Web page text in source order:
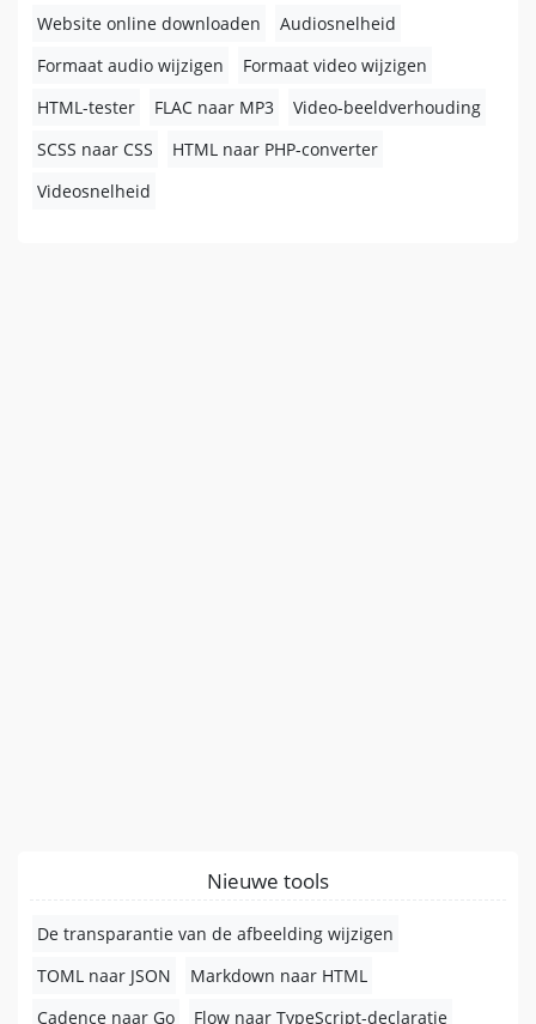
Website online downloaden
Audiosnelheid
Formaat audio wijzigen
Formaat video wijzigen
HTML-tester
FLAC naar MP3
Video-beeldverhouding
SCSS naar CSS
HTML naar PHP-converter
Videosnelheid
Nieuwe tools
De transparantie van de afbeelding wijzigen
TOML naar JSON
Markdown naar HTML
Cadence naar Go
Flow naar TypeScript-declaratie